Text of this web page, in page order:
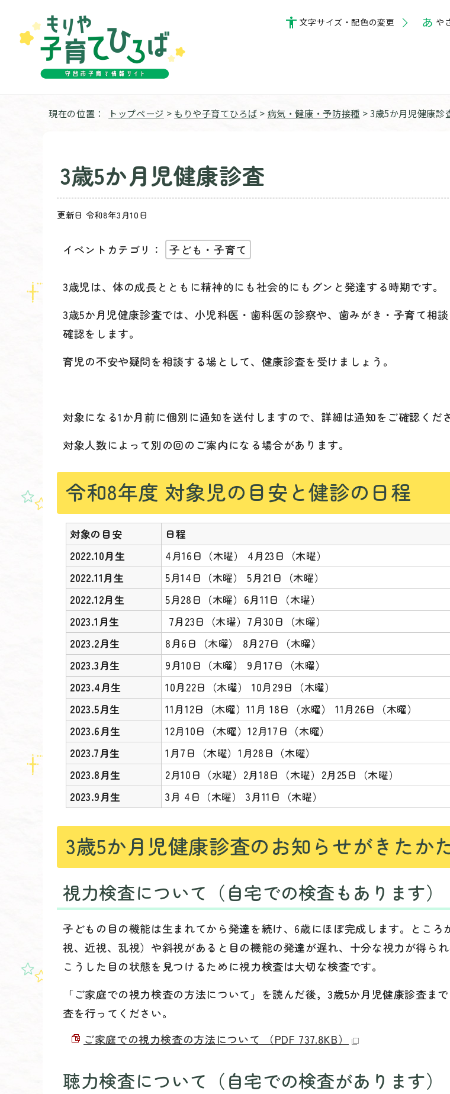
文字サイズ・配色の変更 や
現在の位置： トップページ > もりや子育てひろば > 病気・健康・予防接種 > 3歳5か月児健康診
3歳5か月児健康診査
更新日 令和8年3月10日
イベントカテゴリ： 子ども・子育て
3歳児は、体の成長とともに精神的にも社会的にもグンと発達する時期です。
3歳5か月児健康診査では、小児科医・歯科医の診察や、歯みがき・子育て相
確認をします。
育児の不安や疑問を相談する場として、健康診査を受けましょう。
対象になる1か月前に個別に通知を送付しますので、詳細は通知をご確認くださ
対象人数によって別の回のご案内になる場合があります。
令和8年度 対象児の目安と健診の日程
対象の目安
日程
2022.10月生
4月16日（木曜） 4月23日（木曜）
2022.11月生
5月14日（木曜） 5月21日（木曜）
2022.12月生
5月28日（木曜）6月11日（木曜）
2023.1月生
7月23日（木曜）7月30日（木曜）
2023.2月生
8月6日（木曜） 8月27日（木曜）
2023.3月生
9月10日（木曜） 9月17日（木曜）
2023.4月生
10月22日（木曜） 10月29日（木曜）
2023.5月生
11月12日（木曜）11月 18日（水曜） 11月26日（木曜）
2023.6月生
12月10日（木曜）12月17日（木曜）
2023.7月生
1月7日（木曜）1月28日（木曜）
2023.8月生
2月10日（水曜）2月18日（木曜）2月25日（木曜）
2023.9月生
3月 4日（木曜） 3月11日（木曜）
3歳5か月児健康診査のお知らせがきたか
視力検査について（自宅での検査もあります）
子どもの目の機能は生まれてから発達を続け、6歳にほぼ完成します。ところ
視、近視、乱視）や斜視があると目の機能の発達が遅れ、十分な視力が得られ
こうした目の状態を見つけるために視力検査は大切な検査です。
「ご家庭での視力検査の方法について」を読んだ後，3歳5か月児健康診査ま
査を行ってください。
ご家庭での視力検査の方法について （PDF 737.8KB）
聴力検査について（自宅での検査があります）